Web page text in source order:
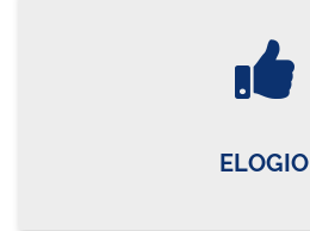
ELOGIO